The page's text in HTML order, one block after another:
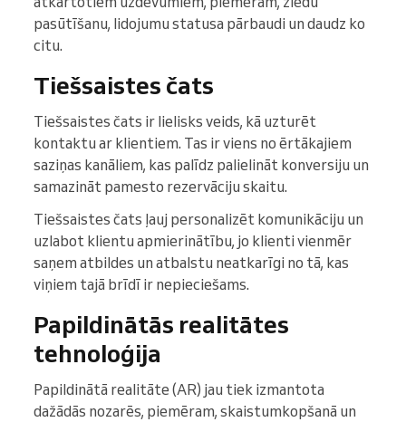
pasūtīšanu, lidojumu statusa pārbaudi un daudz ko
citu.
Tiešsaistes čats
Tiešsaistes čats ir lielisks veids, kā uzturēt
kontaktu ar klientiem. Tas ir viens no ērtākajiem
saziņas kanāliem, kas palīdz palielināt konversiju un
samazināt pamesto rezervāciju skaitu.
Tiešsaistes čats ļauj personalizēt komunikāciju un
uzlabot klientu apmierinātību, jo klienti vienmēr
saņem atbildes un atbalstu neatkarīgi no tā, kas
viņiem tajā brīdī ir nepieciešams.
Papildinātās realitātes
tehnoloģija
Papildinātā realitāte (AR) jau tiek izmantota
dažādās nozarēs, piemēram, skaistumkopšanā un